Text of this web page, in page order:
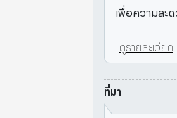
เพื่อความสะ
ดูรายละเอียด
ที่มา